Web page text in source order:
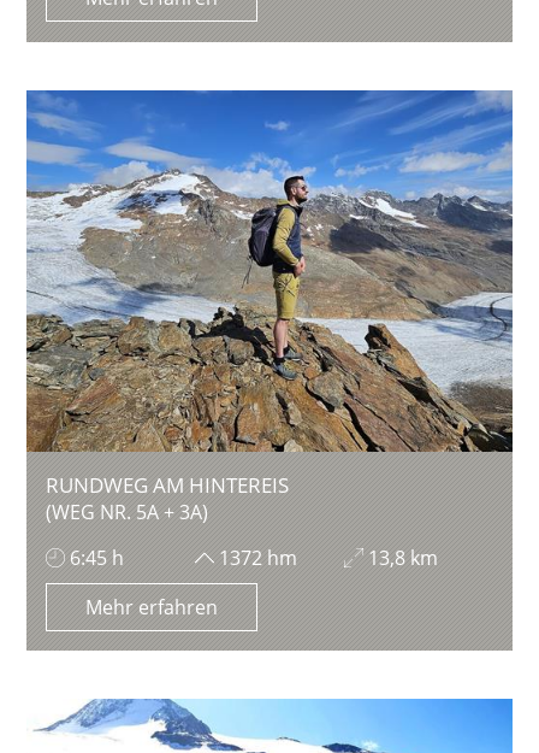
RUNDWEG AM HINTEREIS
(WEG NR. 5A + 3A)
6:45 h
1372 hm
13,8 km
Mehr erfahren